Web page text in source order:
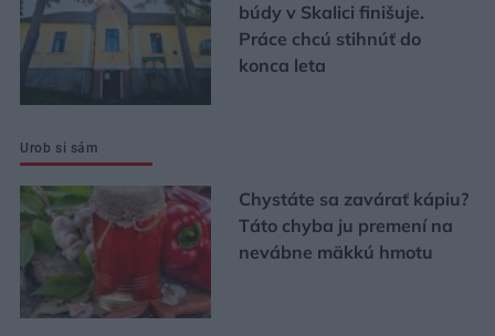
búdy v Skalici finišuje.
Práce chcú stihnúť do
konca leta
Urob si sám
Chystáte sa zavárať kápiu?
Táto chyba ju premení na
nevábne mäkkú hmotu